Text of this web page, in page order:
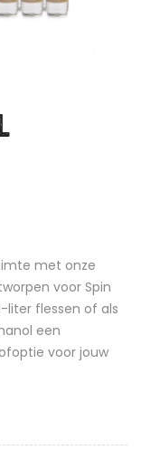
met onze
voor Spin
liter flessen of als
een
voor jouw